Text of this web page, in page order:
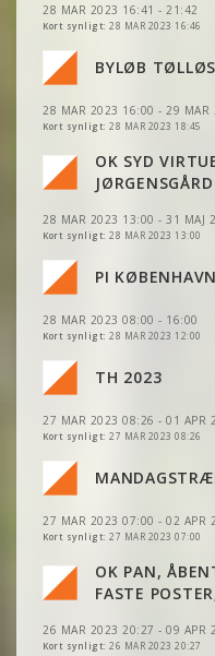
28 MAR 2023 16:41 - 21:42
Kort synligt: 28 MAR 2023 16:46
VIS 2DRERUN
BYLØB
28 MAR 2023 16:00 - 29 MAR
Kort synligt: 28 MAR 2023 18:45
VIS 2DRERUN
VIS 2DRERUN
VIS 2DRERUN
OK SYD
28 MAR 2023 13:00 - 31 MAJ
Kort synligt: 28 MAR 2023 13:00
VIS 2DRERUN
VIS 2DRERUN
VIS 2DRERUN
VIS 2DRERUN
VIS 2DRERUN
PI
28 MAR 2023 08:00 - 16:00
Kort synligt: 28 MAR 2023 12:00
VIS
VIS
VIS
VIS 2DRERUN
VIS 2DRERUN
TH 2023
27 MAR 2023 08:26 - 01 APR
Kort synligt: 27 MAR 2023 08:26
VIS
VIS 2DRERUN
VIS 2DRERUN
VIS 2DRERUN
27 MAR 2023 07:00 - 02 APR
Kort synligt: 27 MAR 2023 07:00
VIS 2DRERUN
VIS
VIS 2DRERUN
OK PAN,
FASTE
26 MAR 2023 20:27 - 09 APR
Kort synligt: 26 MAR 2023 20:27
VIS 2DRERUN
VIS 2DRERUN
VIS 2DRERUN
VIS
VIS 2DRERUN
VIS
VIS
VIS
VIS
VIS 2DRERUN
VIS 2DRERUN
VIS
VIS
VIS 2DRERUN
VIS 2DRERUN
VIS 2DRERUN
VIS
VIS 2DRERUN
VIS
VIS 2DRERUN
VIS 2DRERUN
VIS 2DRERUN
VIS 2DRERUN
VIS 2DRERUN
VIS 2DRERUN
VIS 2DRERUN
VIS 2DRERUN
VIS
VIS
VIS 2DRERUN
VIS
VIS 2DRERUN